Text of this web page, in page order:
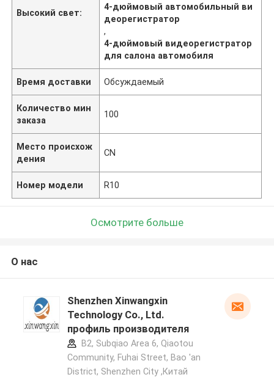
Высокий свет:
4-дюймовый автомобильный ви
деорегистратор
,
4-дюймовый видеорегистратор
для салона автомобиля
Время доставки Обсуждаемый
Количество мин
заказа
100
Место происхож
дения
CN
Номер модели R10
Осмотрите больше
О нас
Shenzhen Xinwangxin
Technology Co., Ltd.
профиль производителя
B2, Subqiao Area 6, Qiaotou
Community, Fuhai Street, Bao 'an
District, Shenzhen City ,Китай